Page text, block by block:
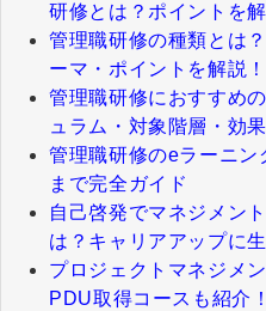
研修とは？ポイントを解
管理職研修の種類とは
ーマ・ポイントを解説！
管理職研修におすすめ
ュラム・対象階層・効
管理職研修のeラーニ
まで完全ガイド
自己啓発でマネジメン
は？キャリアアップに
プロジェクトマネジメ
PDU取得コースも紹介！